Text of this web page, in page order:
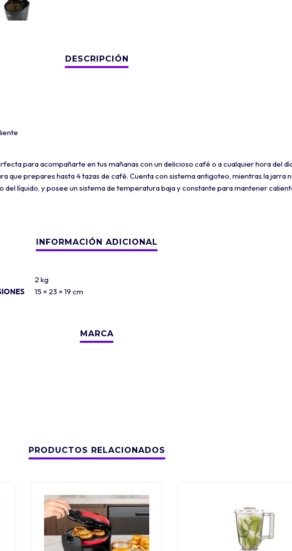
para acompañarte en tus mañanas con un delicioso café o a cualquier hora del
que prepares hasta 4 tazas de café. Cuenta con sistema antigoteo, mientras la jarra
del líquido, y posee un sistema de temperatura baja y constante para mantener
2 kg
15 × 23 × 19 cm
PRODUCTOS RELACIONADOS